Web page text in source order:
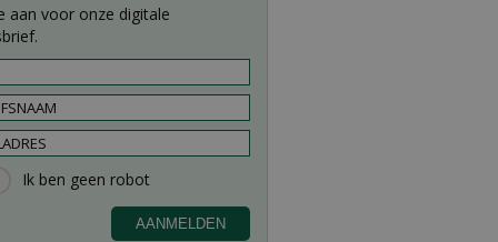
aan voor onze digitale